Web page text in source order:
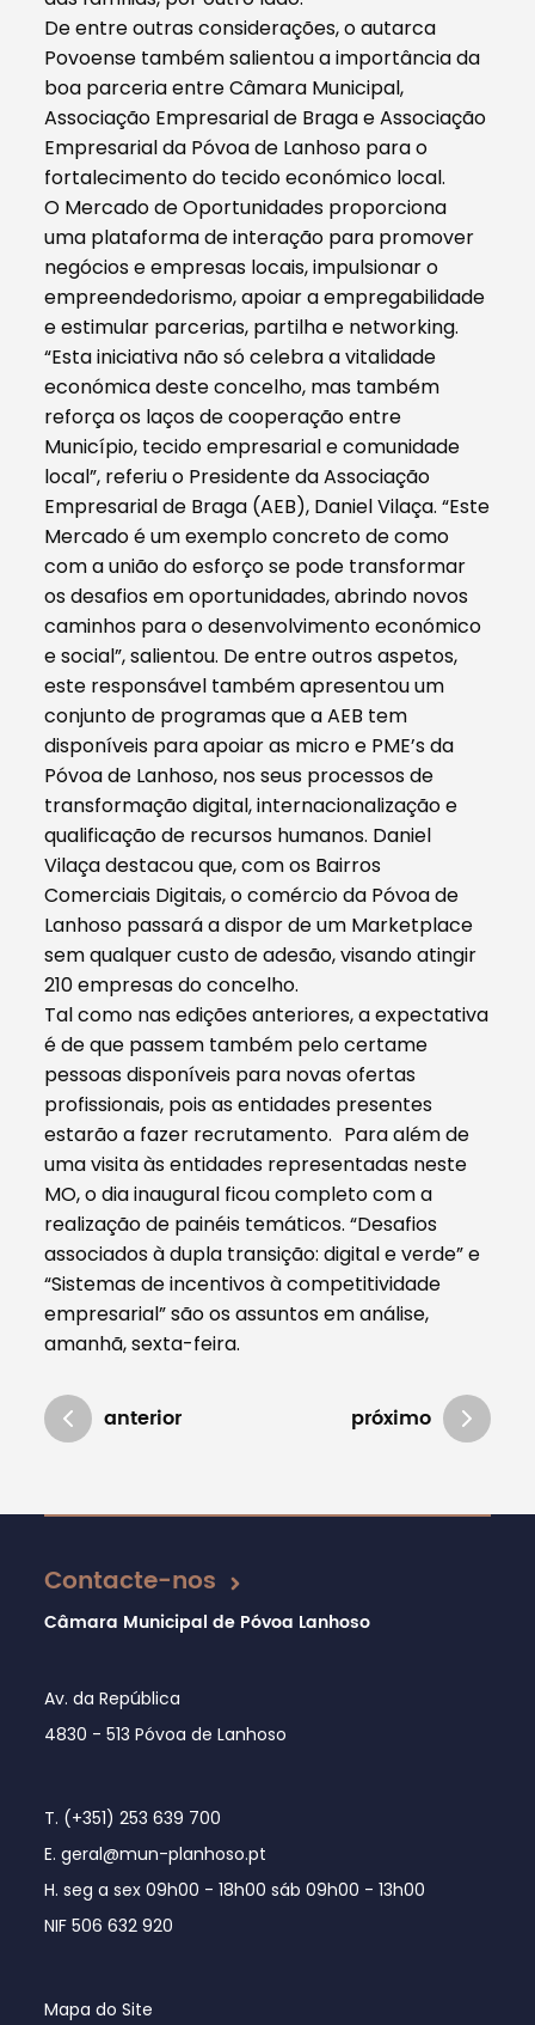
De entre outras considerações, o autarca
Povoense também salientou a importância da
boa parceria entre Câmara Municipal,
Associação Empresarial de Braga e Associação
Empresarial da Póvoa de Lanhoso para o
fortalecimento do tecido económico local.
O Mercado de Oportunidades proporciona
uma plataforma de interação para promover
negócios e empresas locais, impulsionar o
empreendedorismo, apoiar a empregabilidade
e estimular parcerias, partilha e networking.
“Esta iniciativa não só celebra a vitalidade
económica deste concelho, mas também
reforça os laços de cooperação entre
Município, tecido empresarial e comunidade
local”, referiu o Presidente da Associação
Empresarial de Braga (AEB), Daniel Vilaça. “Este
Mercado é um exemplo concreto de como
com a união do esforço se pode transformar
os desafios em oportunidades, abrindo novos
caminhos para o desenvolvimento económico
e social”, salientou. De entre outros aspetos,
este responsável também apresentou um
conjunto de programas que a AEB tem
disponíveis para apoiar as micro e PME’s da
Póvoa de Lanhoso, nos seus processos de
transformação digital, internacionalização e
qualificação de recursos humanos. Daniel
Vilaça destacou que, com os Bairros
Comerciais Digitais, o comércio da Póvoa de
Lanhoso passará a dispor de um Marketplace
sem qualquer custo de adesão, visando atingir
210 empresas do concelho.
Tal como nas edições anteriores, a expectativa
é de que passem também pelo certame
pessoas disponíveis para novas ofertas
profissionais, pois as entidades presentes
estarão a fazer recrutamento. Para além de
uma visita às entidades representadas neste
MO, o dia inaugural ficou completo com a
realização de painéis temáticos. “Desafios
associados à dupla transição: digital e verde” e
“Sistemas de incentivos à competitividade
empresarial” são os assuntos em análise,
amanhã, sexta-feira.
anterior próximo
Atualizado em 16/01/2025
Contacte-nos
Câmara Municipal de Póvoa Lanhoso
Av. da República
4830 - 513 Póvoa de Lanhoso
T. (+351) 253 639 700
E. geral@mun-planhoso.pt
H. seg a sex 09h00 - 18h00 sáb 09h00 - 13h00
NIF 506 632 920
Mapa do Site